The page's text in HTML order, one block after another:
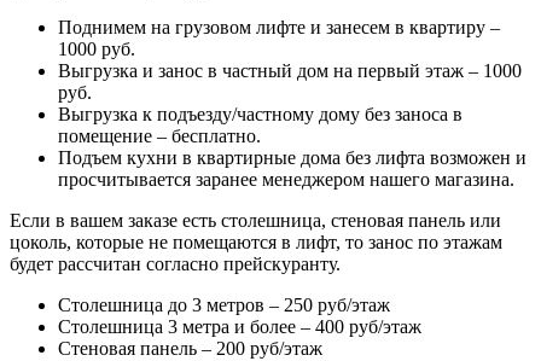
Поднимем на грузовом лифте и занесем в квартиру –
1000 руб.
Выгрузка и занос в частный дом на первый этаж – 1000
руб.
Выгрузка к подъезду/частному дому без заноса в
помещение – бесплатно.
Подъем кухни в квартирные дома без лифта возможен и
просчитывается заранее менеджером нашего магазина.
Если в вашем заказе есть столешница, стеновая панель или
цоколь, которые не помещаются в лифт, то занос по этажам
будет рассчитан согласно прейскуранту.
Столешница до 3 метров – 250 руб/этаж
Столешница 3 метра и более – 400 руб/этаж
Стеновая панель – 200 руб/этаж